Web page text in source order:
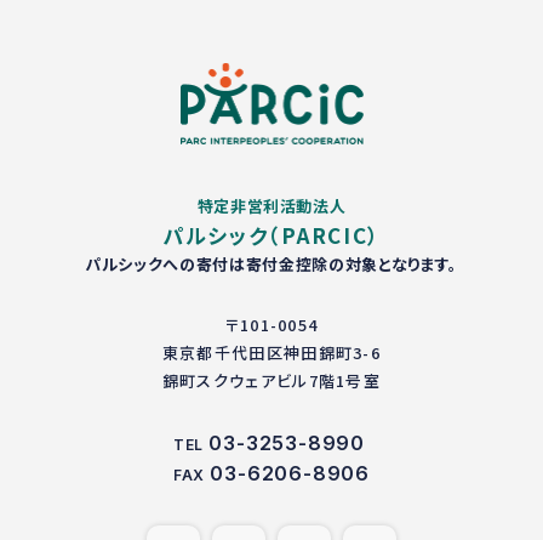
特定非営利活動法人
パルシック（PARCIC）
パルシックへの寄付は寄付金控除の対象となります。
〒101-0054
東京都千代田区神田錦町3-6
錦町スクウェアビル7階1号室
TEL 03-3253-8990
FAX 03-6206-8906